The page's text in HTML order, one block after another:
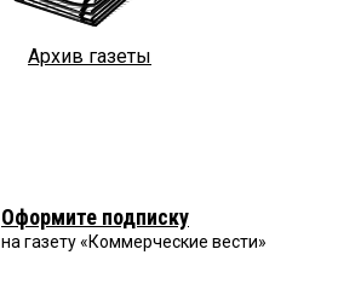
Архив газеты
Оформите подписку
на газету «Коммерческие вести»